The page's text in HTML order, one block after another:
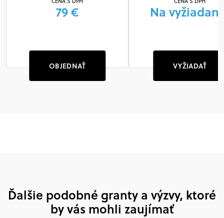
79 €
OBJEDNAŤ
Na
VYŽIADAŤ
Ďalšie podobné granty a výzvy, ktoré
by vás mohli zaujímať